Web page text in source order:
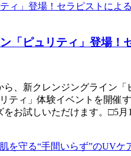
「ピュリティ」登場！
、新クレンジングライン
ティ」体験イベントを開
お試しいただけます。□5